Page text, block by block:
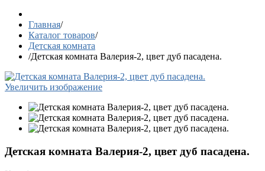
Главная/
Каталог товаров/
Детская комната
/Детская комната Валерия-2, цвет дуб пасадена.
Увеличить изображение
Детская комната Валерия-2, цвет дуб пасадена.